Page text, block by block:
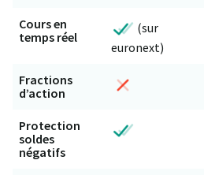
Cours en
temps réel
(sur
euronext)
Fractions
d’action
Protection
soldes
négatifs